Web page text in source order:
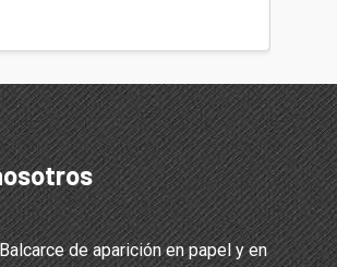
de aparición en papel y en